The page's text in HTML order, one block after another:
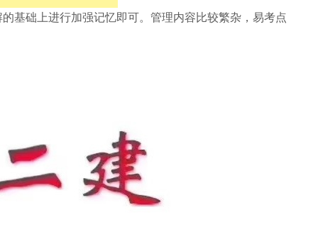
础上进行加强记忆即可。管理内容比较繁杂，易考点